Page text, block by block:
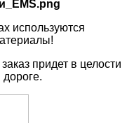
используются
придет в целости